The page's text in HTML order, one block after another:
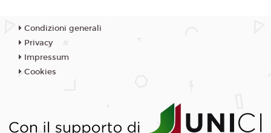
Condizioni generali
Privacy
Impressum
Cookies